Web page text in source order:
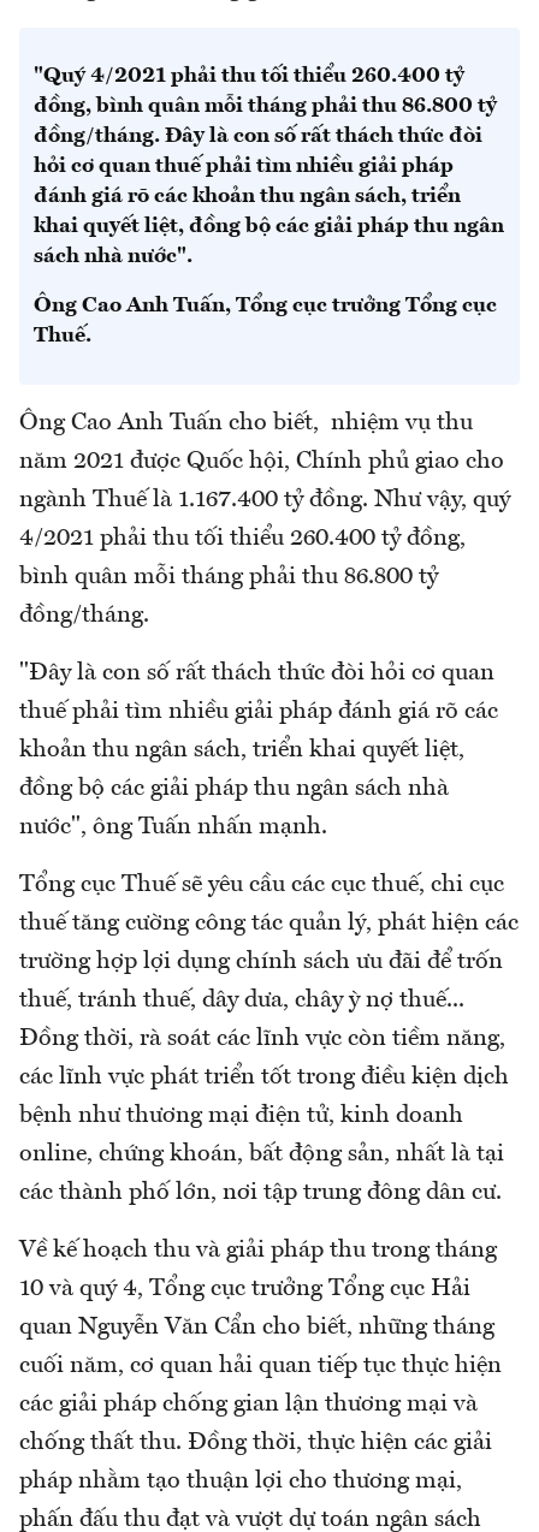
"Quý 4/2021 phải thu tối thiểu 260.400 tỷ
đồng, bình quân mỗi tháng phải thu 86.800 tỷ
đồng/tháng. Đây là con số rất thách thức đòi
hỏi cơ quan thuế phải tìm nhiều giải pháp
đánh giá rõ các khoản thu ngân sách, triển
khai quyết liệt, đồng bộ các giải pháp thu ngân
sách nhà nước".
Ông Cao Anh Tuấn, Tổng cục trưởng Tổng cục
Thuế.
Ông Cao Anh Tuấn cho biết, nhiệm vụ thu
năm 2021 được Quốc hội, Chính phủ giao cho
ngành Thuế là 1.167.400 tỷ đồng. Như vậy, quý
4/2021 phải thu tối thiểu 260.400 tỷ đồng,
bình quân mỗi tháng phải thu 86.800 tỷ
đồng/tháng.
"Đây là con số rất thách thức đòi hỏi cơ quan
thuế phải tìm nhiều giải pháp đánh giá rõ các
khoản thu ngân sách, triển khai quyết liệt,
đồng bộ các giải pháp thu ngân sách nhà
nước", ông Tuấn nhấn mạnh.
Tổng cục Thuế sẽ yêu cầu các cục thuế, chi cục
thuế tăng cường công tác quản lý, phát hiện các
trường hợp lợi dụng chính sách ưu đãi để trốn
thuế, tránh thuế, dây dưa, chây ỳ nợ thuế...
Đồng thời, rà soát các lĩnh vực còn tiềm năng,
các lĩnh vực phát triển tốt trong điều kiện dịch
bệnh như thương mại điện tử, kinh doanh
online, chứng khoán, bất động sản, nhất là tại
các thành phố lớn, nơi tập trung đông dân cư.
Về kế hoạch thu và giải pháp thu trong tháng
10 và quý 4, Tổng cục trưởng Tổng cục Hải
quan Nguyễn Văn Cẩn cho biết, những tháng
cuối năm, cơ quan hải quan tiếp tục thực hiện
các giải pháp chống gian lận thương mại và
chống thất thu. Đồng thời, thực hiện các giải
pháp nhằm tạo thuận lợi cho thương mại,
phấn đấu thu đạt và vượt dự toán ngân sách